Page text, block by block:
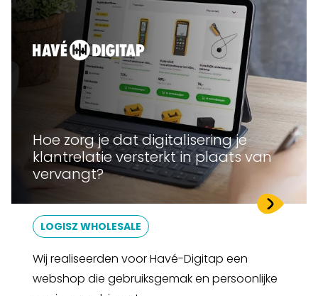
Hoe zorg je dat digitalisering je
klantrelatie versterkt in plaats van
vervangt?
LOGISZ WHOLESALE
Wij realiseerden voor Havé-Digitap een
webshop die gebruiksgemak en persoonlijke